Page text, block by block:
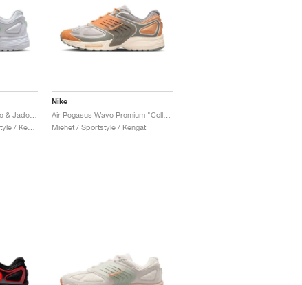
Air Pegasus Wave "White & Jade Aura"
Miehet & Naiset / Sportstyle / Kengät
Nike
Miehet / Sportstyle / Kengät